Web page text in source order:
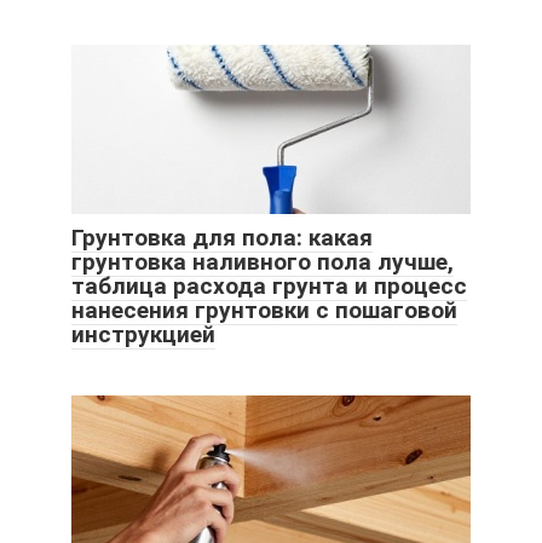
Грунтовка для пола: какая
грунтовка наливного пола лучше,
таблица расхода грунта и процесс
нанесения грунтовки с пошаговой
инструкцией